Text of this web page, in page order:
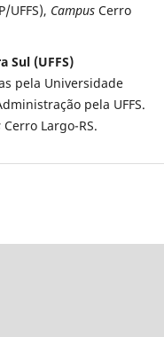
UFFS), Campus Cerro
Sul (UFFS)
pela Universidade
pela UFFS.
Cerro Largo-RS.